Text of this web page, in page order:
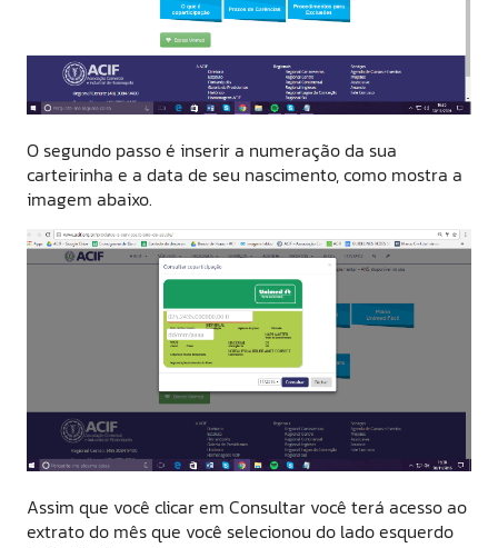
O segundo passo é inserir a numeração da sua
carteirinha e a data de seu nascimento, como mostra a
imagem abaixo.
Assim que você clicar em Consultar você terá acesso ao
extrato do mês que você selecionou do lado esquerdo